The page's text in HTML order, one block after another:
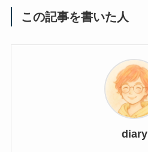
この記事を書いた人
diary